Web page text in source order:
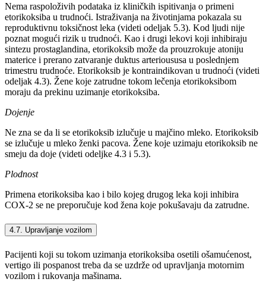
Nema raspoloživih podataka iz kliničkih ispitivanja o primeni
etorikoksiba u trudnoći. Istraživanja na životinjama pokazala su
reproduktivnu toksičnost leka (videti odeljak 5.3). Kod ljudi nije
poznat mogući rizik u trudnoći. Kao i drugi lekovi koji inhibiraju
sintezu prostaglandina, etorikoksib može da prouzrokuje atoniju
materice i prerano zatvaranje duktus arterioususa u poslednjem
trimestru trudnoće. Etorikoksib je kontraindikovan u trudnoći (videti
odeljak 4.3). Žene koje zatrudne tokom lečenja etorikoksibom
moraju da prekinu uzimanje etorikoksiba.
Dojenje
Ne zna se da li se etorikoksib izlučuje u majčino mleko. Etorikoksib
se izlučuje u mleko ženki pacova. Žene koje uzimaju etorikoksib ne
smeju da doje (videti odeljke 4.3 i 5.3).
Plodnost
Primena etorikoksiba kao i bilo kojeg drugog leka koji inhibira
COX-2 se ne preporučuje kod žena koje pokušavaju da zatrudne.
4.7. Upravljanje vozilom
Pacijenti koji su tokom uzimanja etorikoksiba osetili ošamućenost,
vertigo ili pospanost treba da se uzdrže od upravljanja motornim
vozilom i rukovanja mašinama.